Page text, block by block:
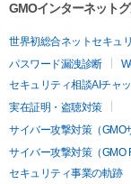
GMOインターネット
世界初総合ネットセキュ
パスワード漏洩診断
セキュリティ相談AIチャ
実在証明・盗聴対策
サイバー攻撃対策（GMO
サイバー攻撃対策（GMO
セキュリティ事業の軌跡